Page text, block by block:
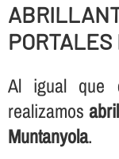
Al igual que
realizamos
Muntanyola.